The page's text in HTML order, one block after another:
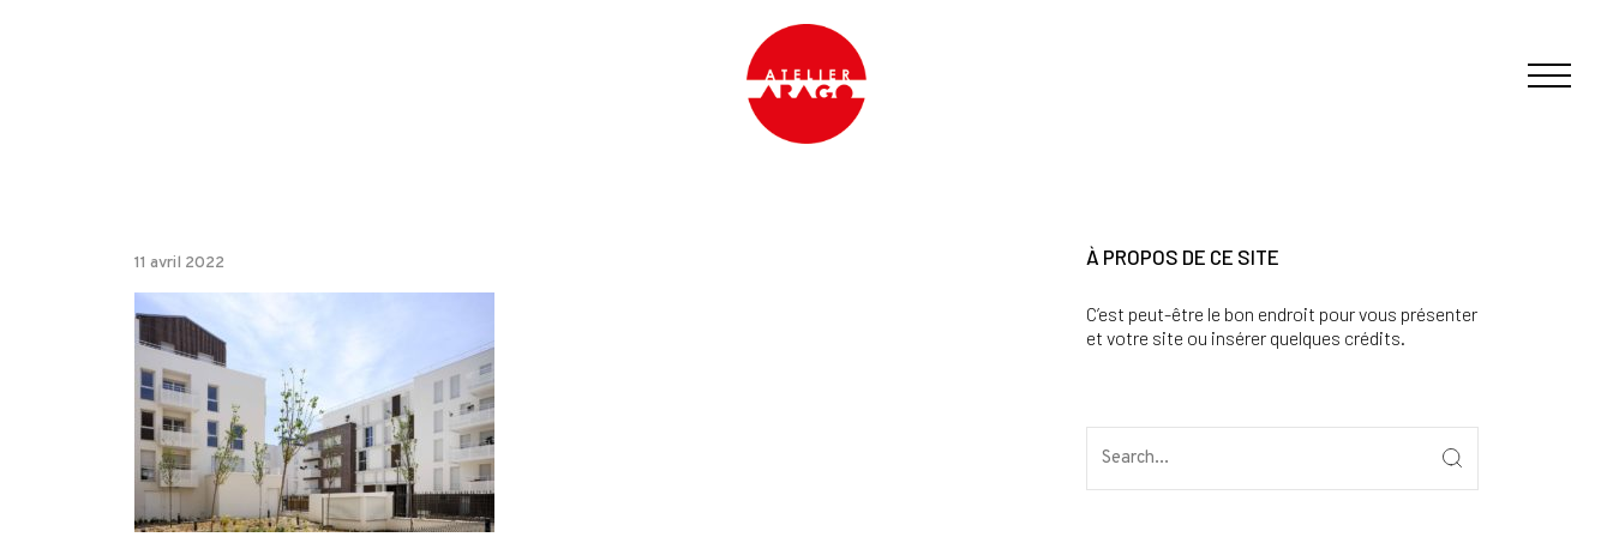
11 avril 2022 À PROPOS DE CE SITE
C’est peut-être le bon endroit pour vous présenter
et votre site ou insérer quelques crédits.